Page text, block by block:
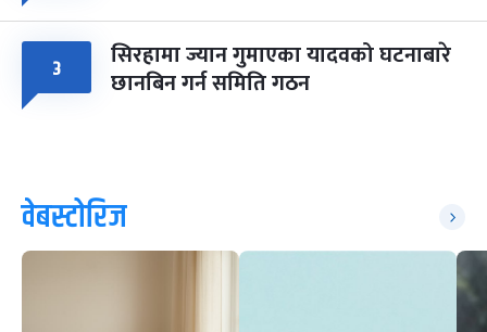
३ सिरहामा ज्यान गुमाएका यादवको घटनाबारे
छानबिन गर्न समिति गठन
वेबस्टोरिज